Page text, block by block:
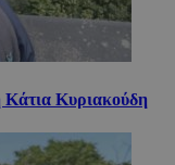
Κάτια Κυριακούδη